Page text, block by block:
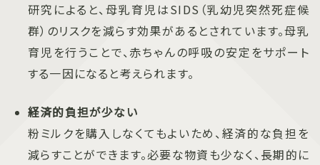
研究によると、母乳育児はSIDS（乳幼児突然死症候
群）のリスクを減らす効果があるとされています。母乳
育児を行うことで、赤ちゃんの呼吸の安定をサポート
する一因になると考えられます。
経済的負担が少ない
粉ミルクを購入しなくてもよいため、経済的な負担を
減らすことができます。必要な物資も少なく、長期的に